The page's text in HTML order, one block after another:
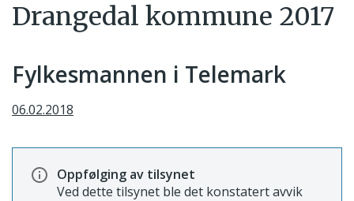
Drangedal kommune 2017
Fylkesmannen i Telemark
06.02.2018
Oppfølging av tilsynet
Ved dette tilsynet ble det konstatert avvik